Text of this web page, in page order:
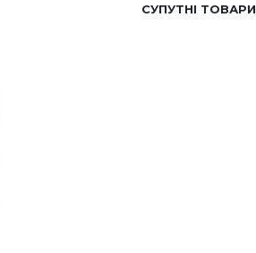
СУПУТНІ ТОВАРИ